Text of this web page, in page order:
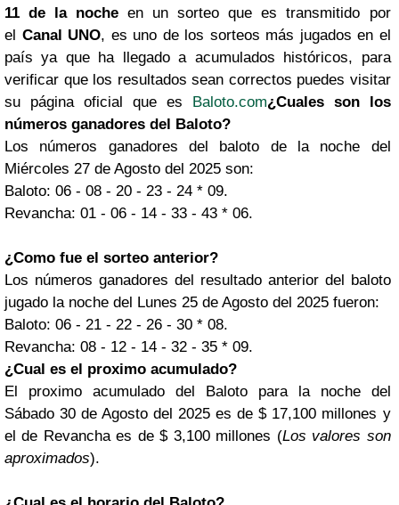
11 de la noche en un sorteo que es transmitido por
el Canal UNO, es uno de los sorteos más jugados en el
país ya que ha llegado a acumulados históricos, para
verificar que los resultados sean correctos puedes visitar
su página oficial que es Baloto.com¿Cuales son los
números ganadores del Baloto?
Los números ganadores del baloto de la noche del
Miércoles 27 de Agosto del 2025 son:
Baloto: 06 - 08 - 20 - 23 - 24 * 09.
Revancha: 01 - 06 - 14 - 33 - 43 * 06.
¿Como fue el sorteo anterior?
Los números ganadores del resultado anterior del baloto
jugado la noche del Lunes 25 de Agosto del 2025 fueron:
Baloto: 06 - 21 - 22 - 26 - 30 * 08.
Revancha: 08 - 12 - 14 - 32 - 35 * 09.
¿Cual es el proximo acumulado?
El proximo acumulado del Baloto para la noche del
Sábado 30 de Agosto del 2025 es de $ 17,100 millones y
el de Revancha es de $ 3,100 millones (Los valores son
aproximados).